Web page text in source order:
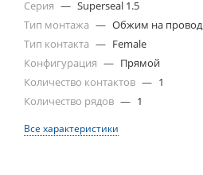
Серия — Superseal 1.5
Тип монтажа — Обжим на провод
Тип контакта — Female
Конфигурация — Прямой
Количество контактов — 1
Количество рядов — 1
Все характеристики